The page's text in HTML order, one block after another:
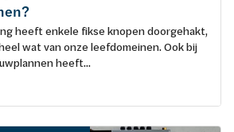
heeft enkele fikse knopen doorgehakt,
wat van onze leefdomeinen. Ook bij
heeft...